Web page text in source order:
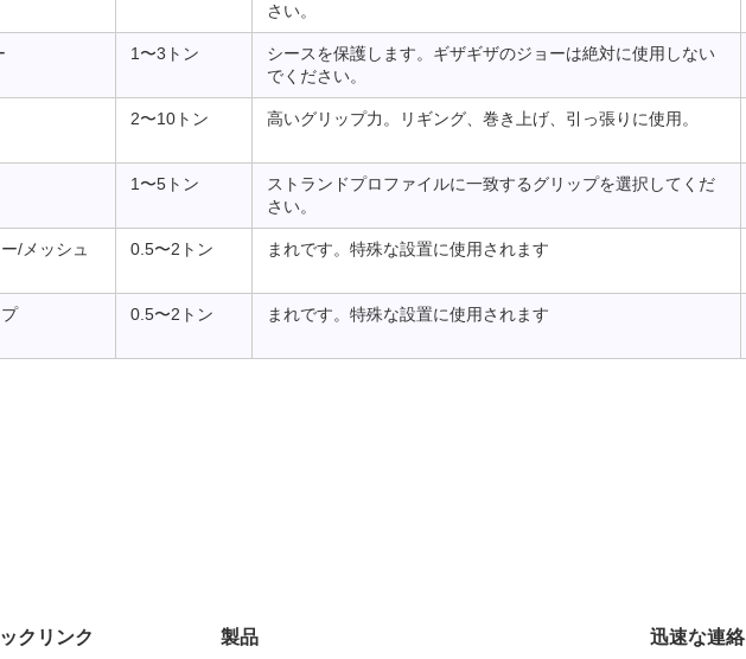
さい。
1〜3トン
シースを保護します。ギザギザのジョーは絶対に使用しない
でください。
2〜10トン 高いグリップ力。リギング、巻き上げ、引っ張りに使用。
1〜5トン
ストランドプロファイルに一致するグリップを選択してくだ
さい。
/メッシュ
0.5〜2トン まれです。特殊な設置に使用されます
0.5〜2トン まれです。特殊な設置に使用されます
クリンク 製品 迅速な連絡